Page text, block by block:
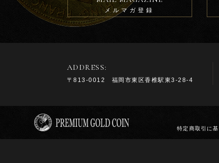
メルマガ登録
ADDRESS:
〒813-0012 福岡市東区香椎駅東3-28-4
特定商取引に